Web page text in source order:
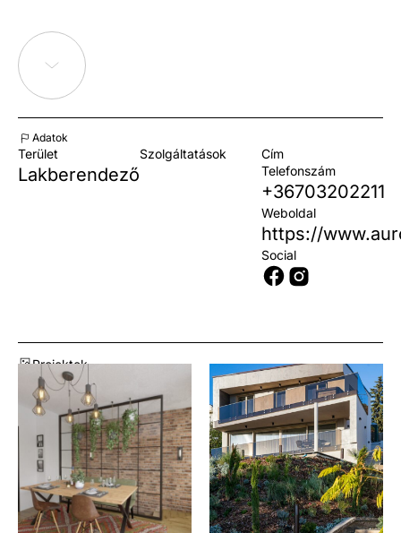
arany, mint nemesfém szépségére és az aranymetszés, mint a
tökéletes szépség arányára utal, egy játékos csavarral. Ez is
mutatja, hogy törekszem a szép és ízléses enteriőrök
kialakítására, de mind e mellett laza, kötetlen, néha a
Adatok
Terület
Lakberendező
Szolgáltatások
Cím
Telefonszám
+36703202211
Weboldal
https://
Social
Projektek